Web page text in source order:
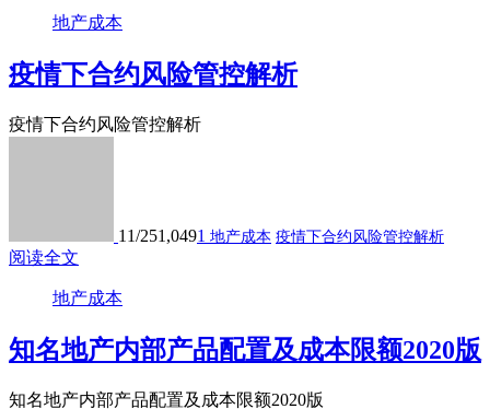
地产成本
疫情下合约风险管控解析
疫情下合约风险管控解析
11/251,0491 地产成本 疫情下合约风险管控解析
阅读全文
地产成本
知名地产内部产品配置及成本限额2020版
知名地产内部产品配置及成本限额2020版